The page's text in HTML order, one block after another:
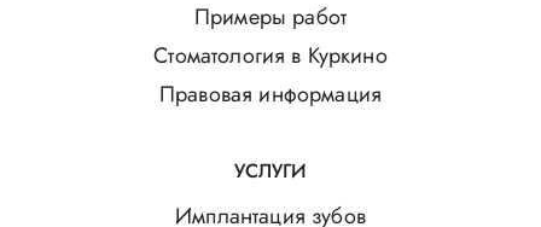
Примеры работ
Стоматология в Куркино
Правовая информация
УСЛУГИ
Имплантация зубов